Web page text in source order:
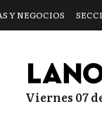
Y NEGOCIOS
viernes 07